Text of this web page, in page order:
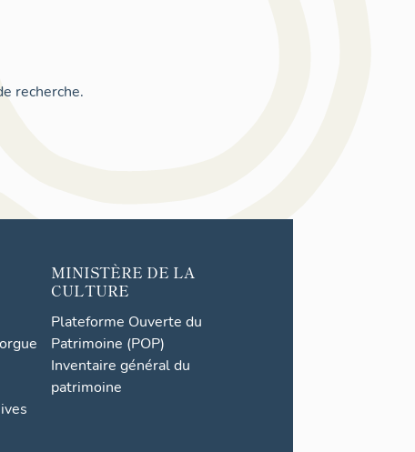
recherche.
MINISTÈRE DE LA
CULTURE
Plateforme Ouverte du
Patrimoine (POP)
Inventaire général du
patrimoine